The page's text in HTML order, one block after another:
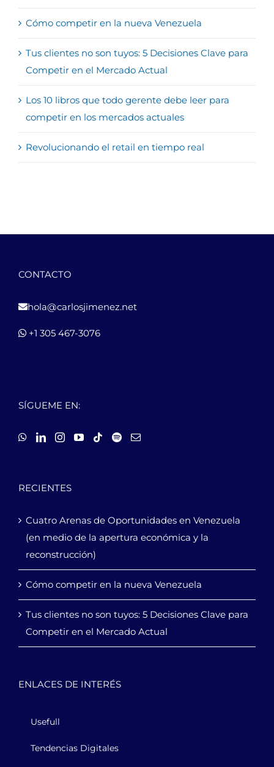
Cómo competir en la nueva Venezuela
Tus clientes no son tuyos: 5 Decisiones Clave para
Competir en el Mercado Actual
Los 10 libros que todo gerente debe leer para
competir en los mercados actuales
Revolucionando el retail en tiempo real
CONTACTO
hola@carlosjimenez.net
+1 305 467-3076
SÍGUEME EN:
RECIENTES
Cuatro Arenas de Oportunidades en Venezuela
(en medio de la apertura económica y la
reconstrucción)
Cómo competir en la nueva Venezuela
Tus clientes no son tuyos: 5 Decisiones Clave para
Competir en el Mercado Actual
ENLACES DE INTERÉS
Usefull
Tendencias Digitales